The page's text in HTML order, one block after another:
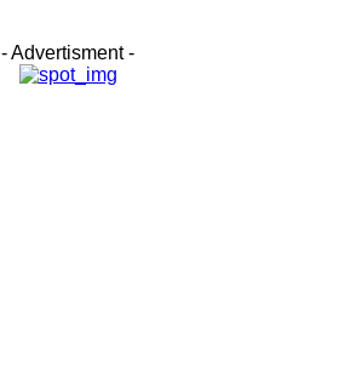
- Advertisment -